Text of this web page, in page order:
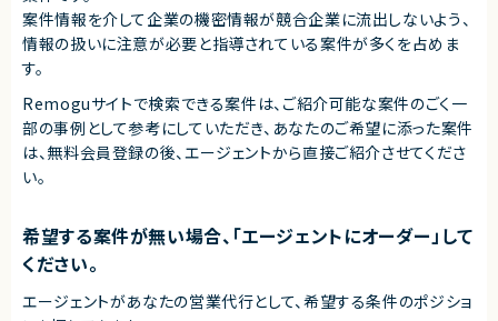
案件情報を介して企業の機密情報が競合企業に流出しないよう、
情報の扱いに注意が必要と指導されている案件が多くを占めま
す。
Remoguサイトで検索できる案件は、ご紹介可能な案件のごく一
部の事例として参考にしていただき、 あなたのご希望に添った案件
は、無料会員登録の後、エージェントから直接ご紹介させてくださ
い。
希望する案件が無い場合、「エージェントにオーダー」して
ください。
エージェントがあなたの営業代行として、希望する条件のポジショ